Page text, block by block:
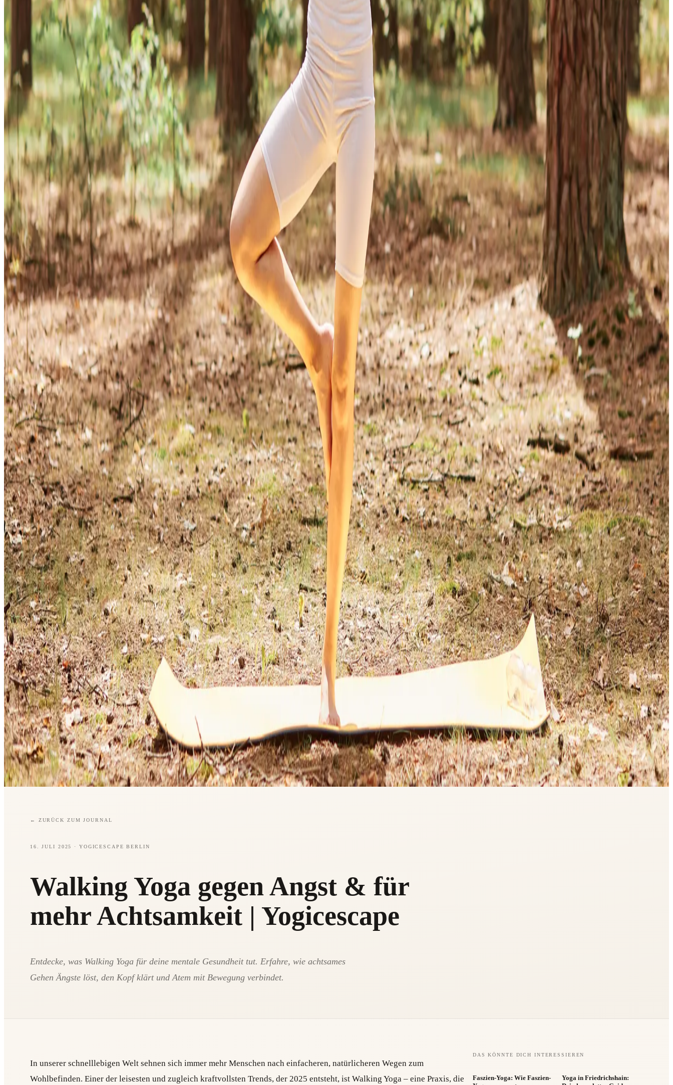
← ZURÜCK ZUM JOURNAL
16. JULI 2025 · YOGICESCAPE BERLIN
Walking Yoga gegen Angst & für
mehr Achtsamkeit | Yogicescape
Entdecke, was Walking Yoga für deine mentale Gesundheit tut. Erfahre, wie achtsames
Gehen Ängste löst, den Kopf klärt und Atem mit Bewegung verbindet.
In unserer schnelllebigen Welt sehnen sich immer mehr Menschen nach einfacheren, natürlicheren Wegen zum
Wohlbefinden. Einer der leisesten und zugleich kraftvollsten Trends, der 2025 entsteht, ist Walking Yoga – eine Praxis, die
DAS KÖNNTE DICH INTERESSIEREN
Faszien-Yoga: Wie Faszien-
Yoga in Friedrichshain: